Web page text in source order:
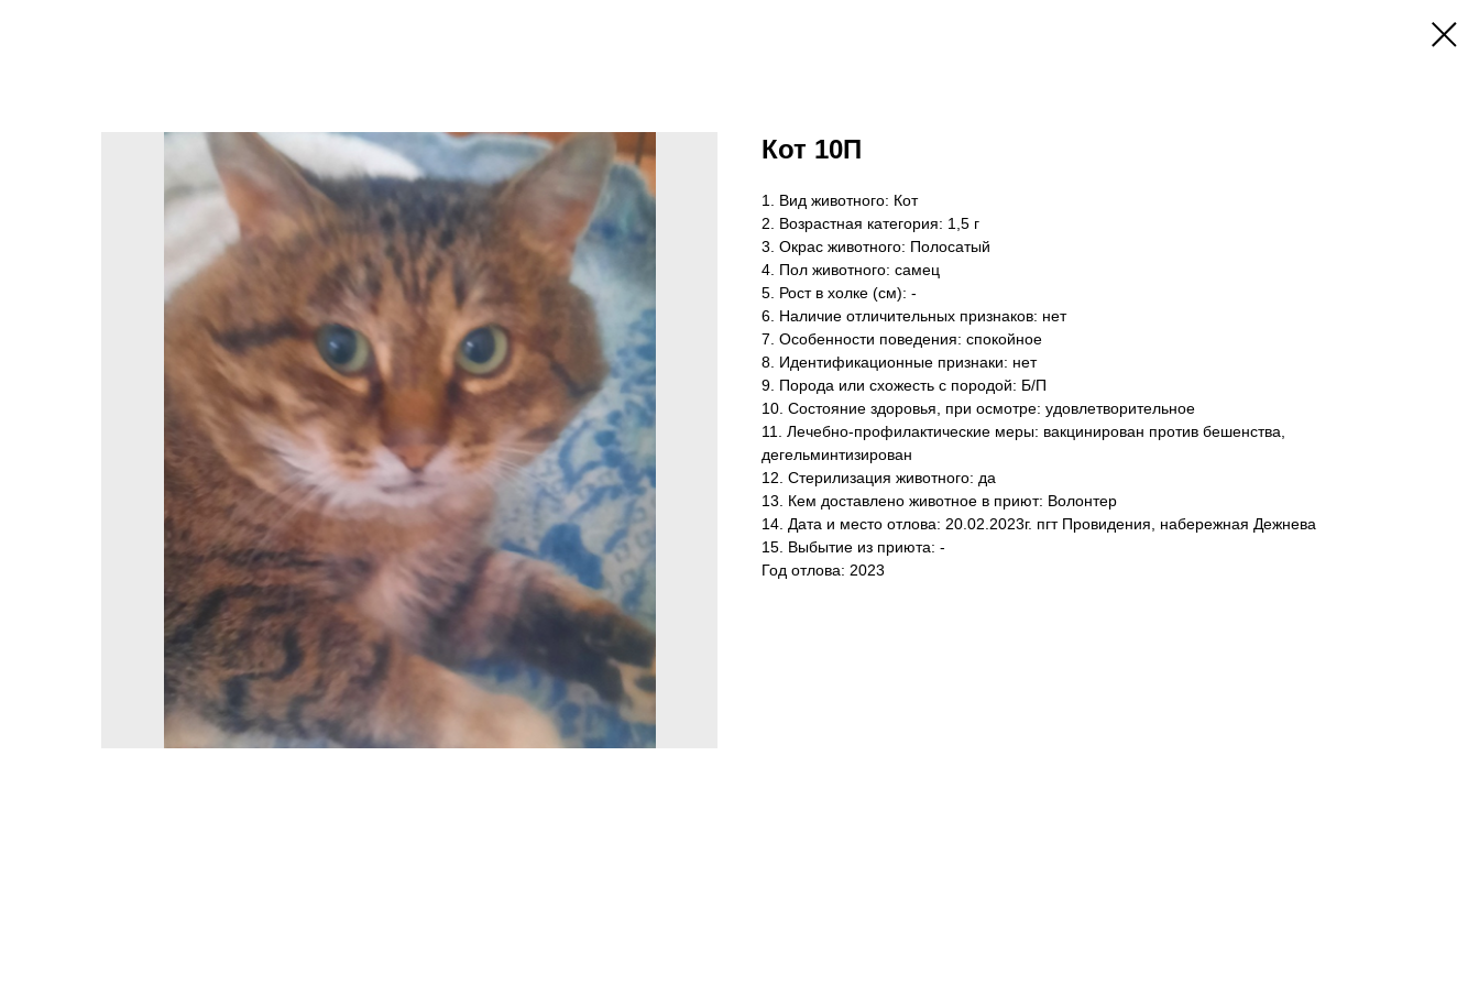
Кот 10П
1. Вид животного: Кот
2. Возрастная категория: 1,5 г
3. Окрас животного: Полосатый
4. Пол животного: самец
5. Рост в холке (см): -
6. Наличие отличительных признаков: нет
7. Особенности поведения: спокойное
8. Идентификационные признаки: нет
9. Порода или схожесть с породой: Б/П
10. Состояние здоровья, при осмотре: удовлетворительное
11. Лечебно-профилактические меры: вакцинирован против бешенства,
дегельминтизирован
12. Стерилизация животного: да
13. Кем доставлено животное в приют: Волонтер
14. Дата и место отлова: 20.02.2023г. пгт Провидения, набережная Дежнева
15. Выбытие из приюта: -
Год отлова: 2023